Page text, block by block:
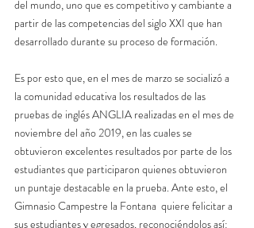
del mundo, uno que es competitivo y cambiante a
partir de las competencias del siglo XXI que han
desarrollado durante su proceso de formación.
Es por esto que, en el mes de marzo se socializó a
la comunidad educativa los resultados de las
pruebas de inglés ANGLIA realizadas en el mes de
noviembre del año 2019, en las cuales se
obtuvieron excelentes resultados por parte de los
estudiantes que participaron quienes obtuvieron
un puntaje destacable en la prueba. Ante esto, el
Gimnasio Campestre la Fontana  quiere felicitar a
sus estudiantes y egresados, reconociéndolos así: